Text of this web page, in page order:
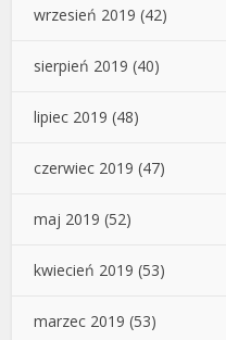
wrzesień 2019 (42)
sierpień 2019 (40)
lipiec 2019 (48)
czerwiec 2019 (47)
maj 2019 (52)
kwiecień 2019 (53)
marzec 2019 (53)